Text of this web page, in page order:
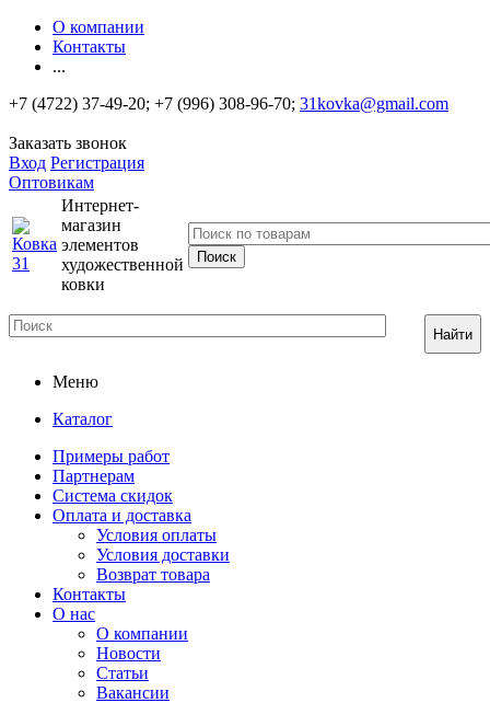
О компании
Контакты
...
+7 (4722) 37-49-20; +7 (996) 308-96-70; 31kovka@gmail.com
Заказать звонок
Вход Регистрация
Оптовикам
Интернет-
магазин
элементов
художественной
ковки
Найти
Меню
Каталог
Примеры работ
Партнерам
Система скидок
Оплата и доставка
Условия оплаты
Условия доставки
Возврат товара
Контакты
О нас
О компании
Новости
Статьи
Вакансии